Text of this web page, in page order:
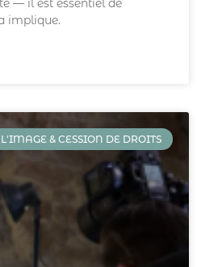
— il est essentiel de
implique.
& CESSION DE DROITS